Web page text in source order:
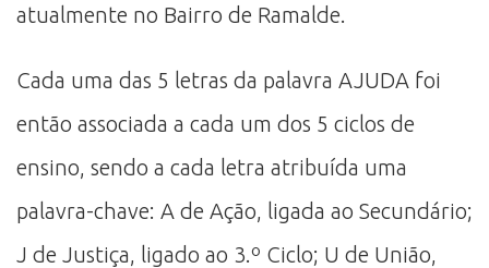
atualmente no Bairro de Ramalde.
Cada uma das 5 letras da palavra AJUDA foi
então associada a cada um dos 5 ciclos de
ensino, sendo a cada letra atribuída uma
palavra-chave: A de Ação, ligada ao Secundário;
J de Justiça, ligado ao 3.º Ciclo; U de União,